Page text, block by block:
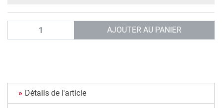
AJOUTER AU PANIER
Détails de l'article